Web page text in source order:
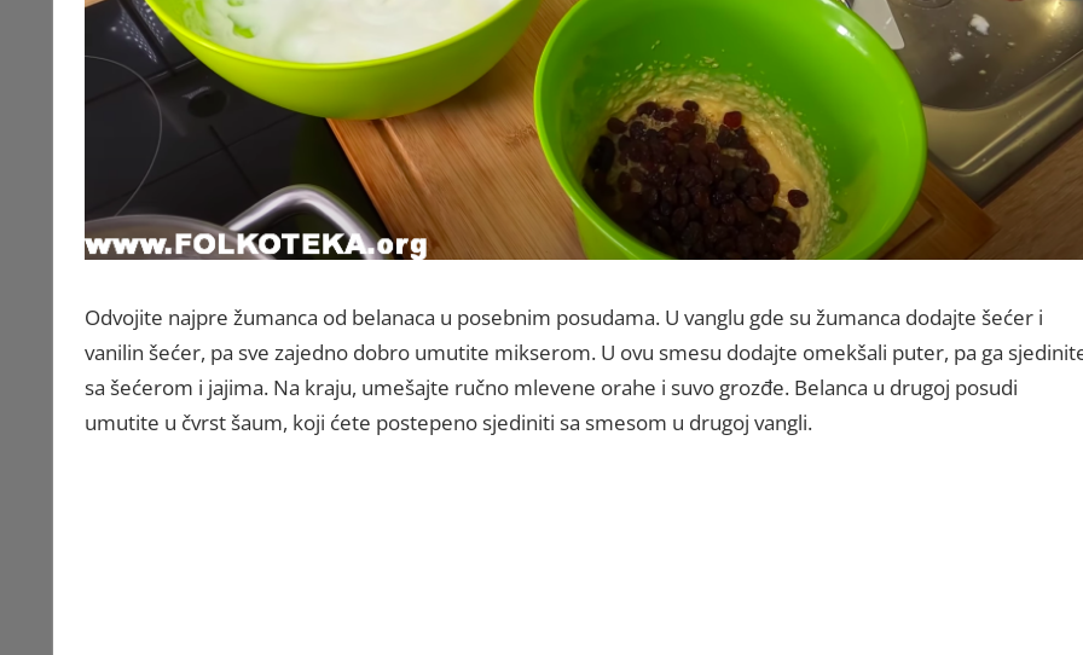
Odvojite najpre žumanca od belanaca u posebnim posudama. U vanglu gde su žumanca dodajte šećer i
vanilin šećer, pa sve zajedno dobro umutite mikserom. U ovu smesu dodajte omekšali puter, pa ga
sa šećerom i jajima. Na kraju, umešajte ručno mlevene orahe i suvo grozđe. Belanca u drugoj posudi
umutite u čvrst šaum, koji ćete postepeno sjediniti sa smesom u drugoj vangli.